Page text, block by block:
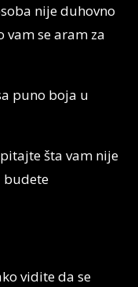
nije duhovno
se aram za
puno boja u
pitajte šta vam nije
budete
vidite da se